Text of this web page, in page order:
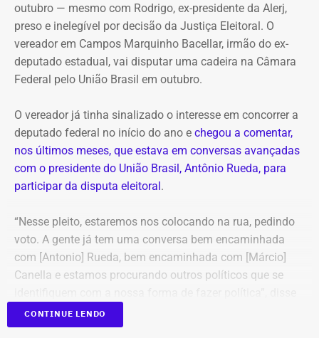
outubro — mesmo com Rodrigo, ex-presidente da Alerj,
preso e inelegível por decisão da Justiça Eleitoral. O
vereador em Campos Marquinho Bacellar, irmão do ex-
deputado estadual, vai disputar uma cadeira na Câmara
Federal pelo União Brasil em outubro.
O vereador já tinha sinalizado o interesse em concorrer a
deputado federal no início do ano e chegou a comentar,
nos últimos meses, que estava em conversas avançadas
com o presidente do União Brasil, Antônio Rueda, para
participar da disputa eleitoral.
“Nesse pleito, estaremos nos colocando na rua, pedindo
voto. A gente já tem uma conversa bem encaminhada
com [Antonio] Rueda, bem encaminhada com [Márcio]
Canella e estamos procurando outros políticos que se
Marquinho Bacellar, durante sessão da Câmara de
Campos.
CONTINUE LENDO